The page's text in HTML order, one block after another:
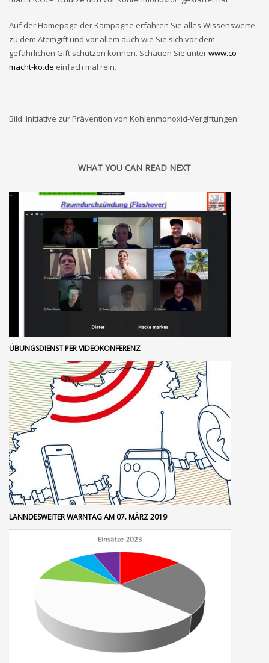
Auf der Homepage der Kampagne erfahren Sie alles Wissenswerte
zu dem Atemgift und vor allem auch wie Sie sich vor dem
gefährlichen Gift schützen können. Schauen Sie unterwww.co-
macht-ko.de einfach mal rein.
Bild: Initiative zur Prävention von Kohlenmonoxid-Vergiftungen
WHAT YOU CAN READ NEXT
ÜBUNGSDIENST PER VIDEOKONFERENZ
LANNDESWEITER WARNTAG AM 07. MÄRZ 2019